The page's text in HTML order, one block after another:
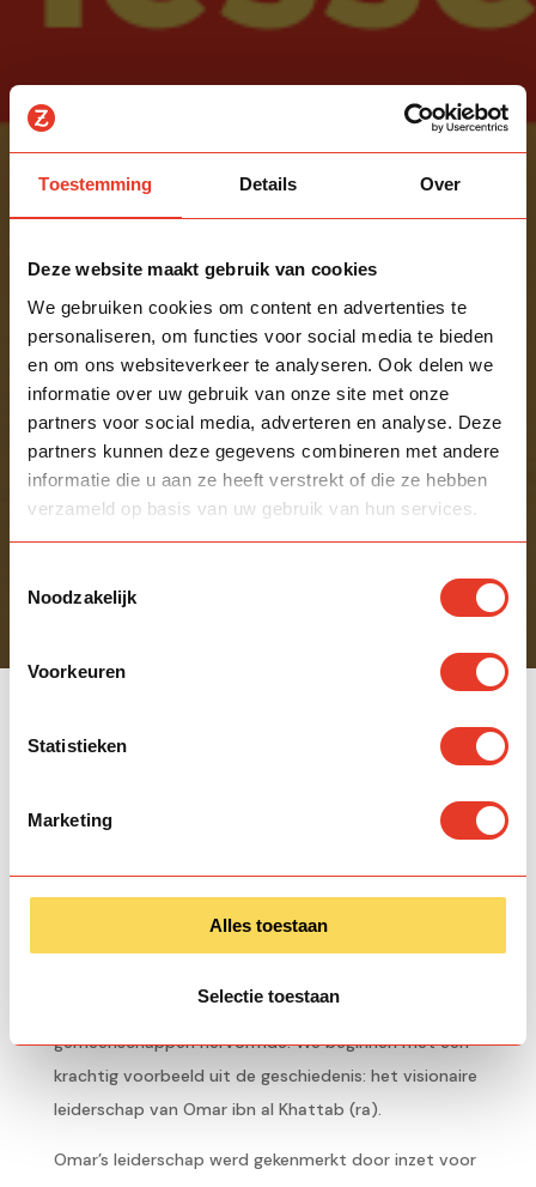
Toestemming Details Over
Deze website maakt gebruik van cookies
We gebruiken cookies om content en advertenties te
personaliseren, om functies voor social media te bieden
en om ons websiteverkeer te analyseren. Ook delen we
informatie over uw gebruik van onze site met onze
partners voor social media, adverteren en analyse. Deze
partners kunnen deze gegevens combineren met andere
informatie die u aan ze heeft verstrekt of die ze hebben
verzameld op basis van uw gebruik van hun services.
Noodzakelijk
Voorkeuren
Statistieken
Marketing
Alles toestaan
Selectie toestaan
deze reeks delen we vijf verhalen waarin Zakat hele
gemeenschappen hervormde. We beginnen met een
krachtig voorbeeld uit de geschiedenis: het visionaire
leiderschap van Omar ibn al Khattab (ra).
Omar’s leiderschap werd gekenmerkt door inzet voor